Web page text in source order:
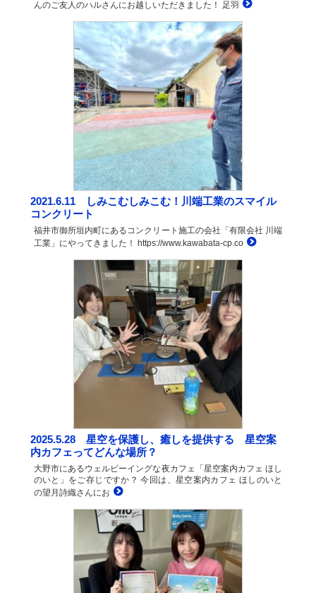
んのご友人のハルさんにお越しいただきました！ 足羽
2021.6.11 しみこむしみこむ！川端工業のスマイル
コンクリート
福井市御所垣内町にあるコンクリート施工の会社「有限会社 川端
工業」にやってきました！ https://www.kawabata-cp.co
2025.5.28 星空を保護し、癒しを提供する 星空案
内カフェってどんな場所？
大野市にあるウェルビーイングな夜カフェ「星空案内カフェ ほし
のいと」をご存じですか？ 今回は、星空案内カフェ ほしのいと
の望月詩織さんにお